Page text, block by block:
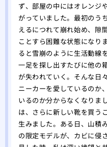
ず、部屋の中にはオレンジ
がっていました。最初のう
えるにつれて崩れ始め、隙
ことすら困難な状態になり
ると雪崩のように生活動線
一足を探し出すたびに他の
が失われていく。そんな日
ニーカーを愛しているのか
いるのか分からなくなりま
は、さらに新しい靴を買う
生みました。ある日、山積
の限定モデルが、カビに侵